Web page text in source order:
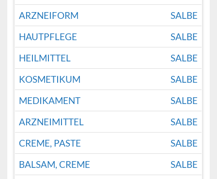
ARZNEIFORM
SALBE
HAUTPFLEGE
SALBE
HEILMITTEL
SALBE
KOSMETIKUM
SALBE
MEDIKAMENT
SALBE
ARZNEIMITTEL
SALBE
CREME, PASTE
SALBE
BALSAM, CREME
SALBE